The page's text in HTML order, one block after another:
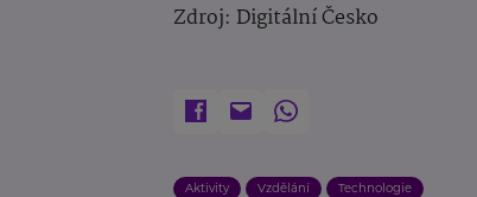
Zdroj: Digitální Česko
Aktivity Vzdělání Technologie